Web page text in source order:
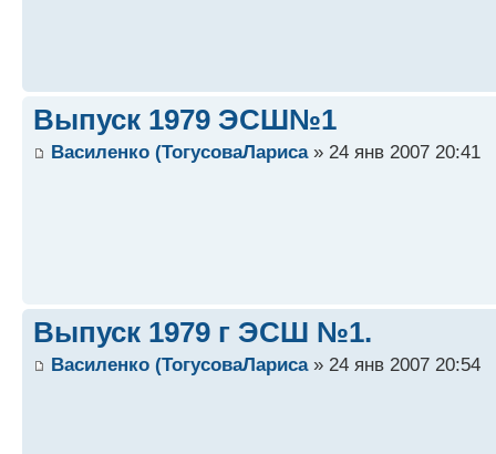
Выпуск 1979 ЭСШ№1
Василенко (ТогусоваЛариса» 24 янв 2007 20:41
Выпуск 1979 г ЭСШ №1.
Василенко (ТогусоваЛариса» 24 янв 2007 20:54